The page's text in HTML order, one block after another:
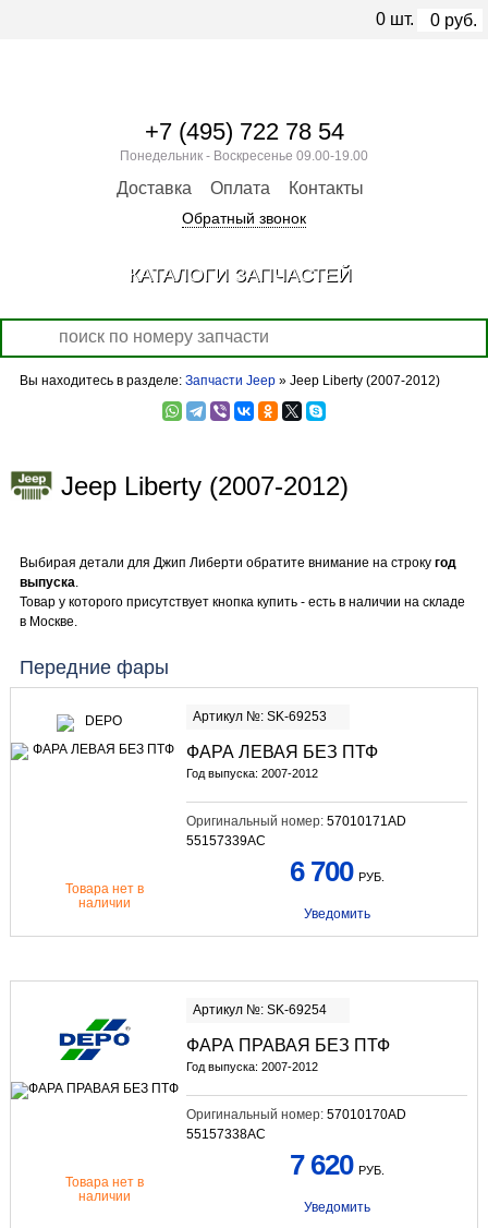
Вы находитесь в разделе: Запчасти Jeep» Jeep Liberty (2007-2012)
Jeep Liberty (2007-2012)
Выбирая детали для Джип Либерти обратите внимание на строку год
выпуска.
Товар у которого присутствует кнопка купить - есть в наличии на складе
в Москве.
Передние фары
Артикул №: SK-69253
ФАРА ЛЕВАЯ БЕЗ ПТФ
Год выпуска: 2007-2012
Оригинальный номер: 57010171AD
55157339AC
Товара нет в
наличии
6 700 РУБ.
Уведомить
Артикул №: SK-69254
ФАРА ПРАВАЯ БЕЗ ПТФ
Год выпуска: 2007-2012
Оригинальный номер: 57010170AD
55157338AC
Товара нет в
наличии
7 620 РУБ.
Уведомить
+7 (495) 722 78 54
Понедельник - Воскресенье 09.00-19.00
Доставка Оплата Контакты
Обратный звонок
0 шт. 0 руб.
КАТАЛОГИ ЗАПЧАСТЕЙ